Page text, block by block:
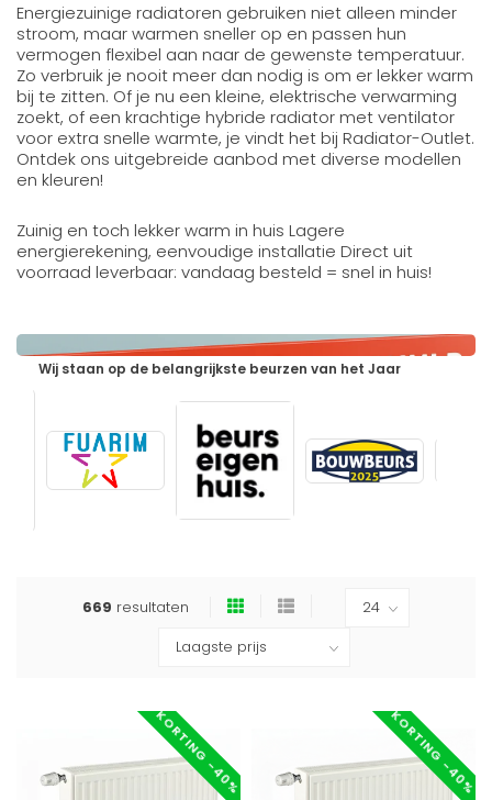
Energiezuinige radiatoren gebruiken niet alleen minder
stroom, maar warmen sneller op en passen hun
vermogen flexibel aan naar de gewenste temperatuur.
Zo verbruik je nooit meer dan nodig is om er lekker warm
bij te zitten. Of je nu een kleine, elektrische verwarming
zoekt, of een krachtige hybride radiator met ventilator
voor extra snelle warmte, je vindt het bij Radiator-Outlet.
Ontdek ons uitgebreide aanbod met diverse modellen
en kleuren!
Zuinig en toch lekker warm in huis Lagere
energierekening, eenvoudige installatie Direct uit
voorraad leverbaar: vandaag besteld = snel in huis!
Wij staan op de belangrijkste beurzen van het Jaar
669 resultaten
KORTING -40% KORTING -40%